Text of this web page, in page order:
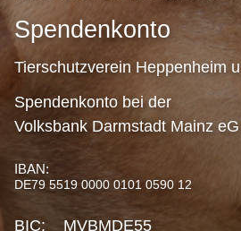
Spendenkonto
Tierschutzverein Heppenheim
Spendenkonto bei der
Volksbank Darmstadt Mainz eG
IBAN:
DE79 5519 0000 0101 0590 12
BIC: MVBMDE55